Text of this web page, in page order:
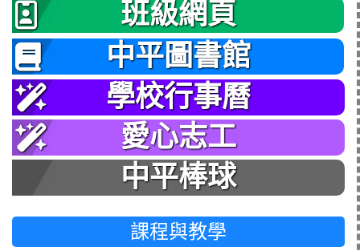
班級網頁
中平圖書館
學校行事曆
愛心志工
中平棒球
課程與教學